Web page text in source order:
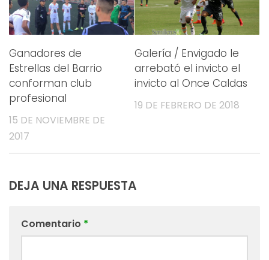
Ganadores de
Estrellas del Barrio
conforman club
profesional
15 DE NOVIEMBRE DE
2017
Galería / Envigado le
arrebató el invicto el
invicto al Once Caldas
19 DE FEBRERO DE 2018
DEJA UNA RESPUESTA
Comentario *